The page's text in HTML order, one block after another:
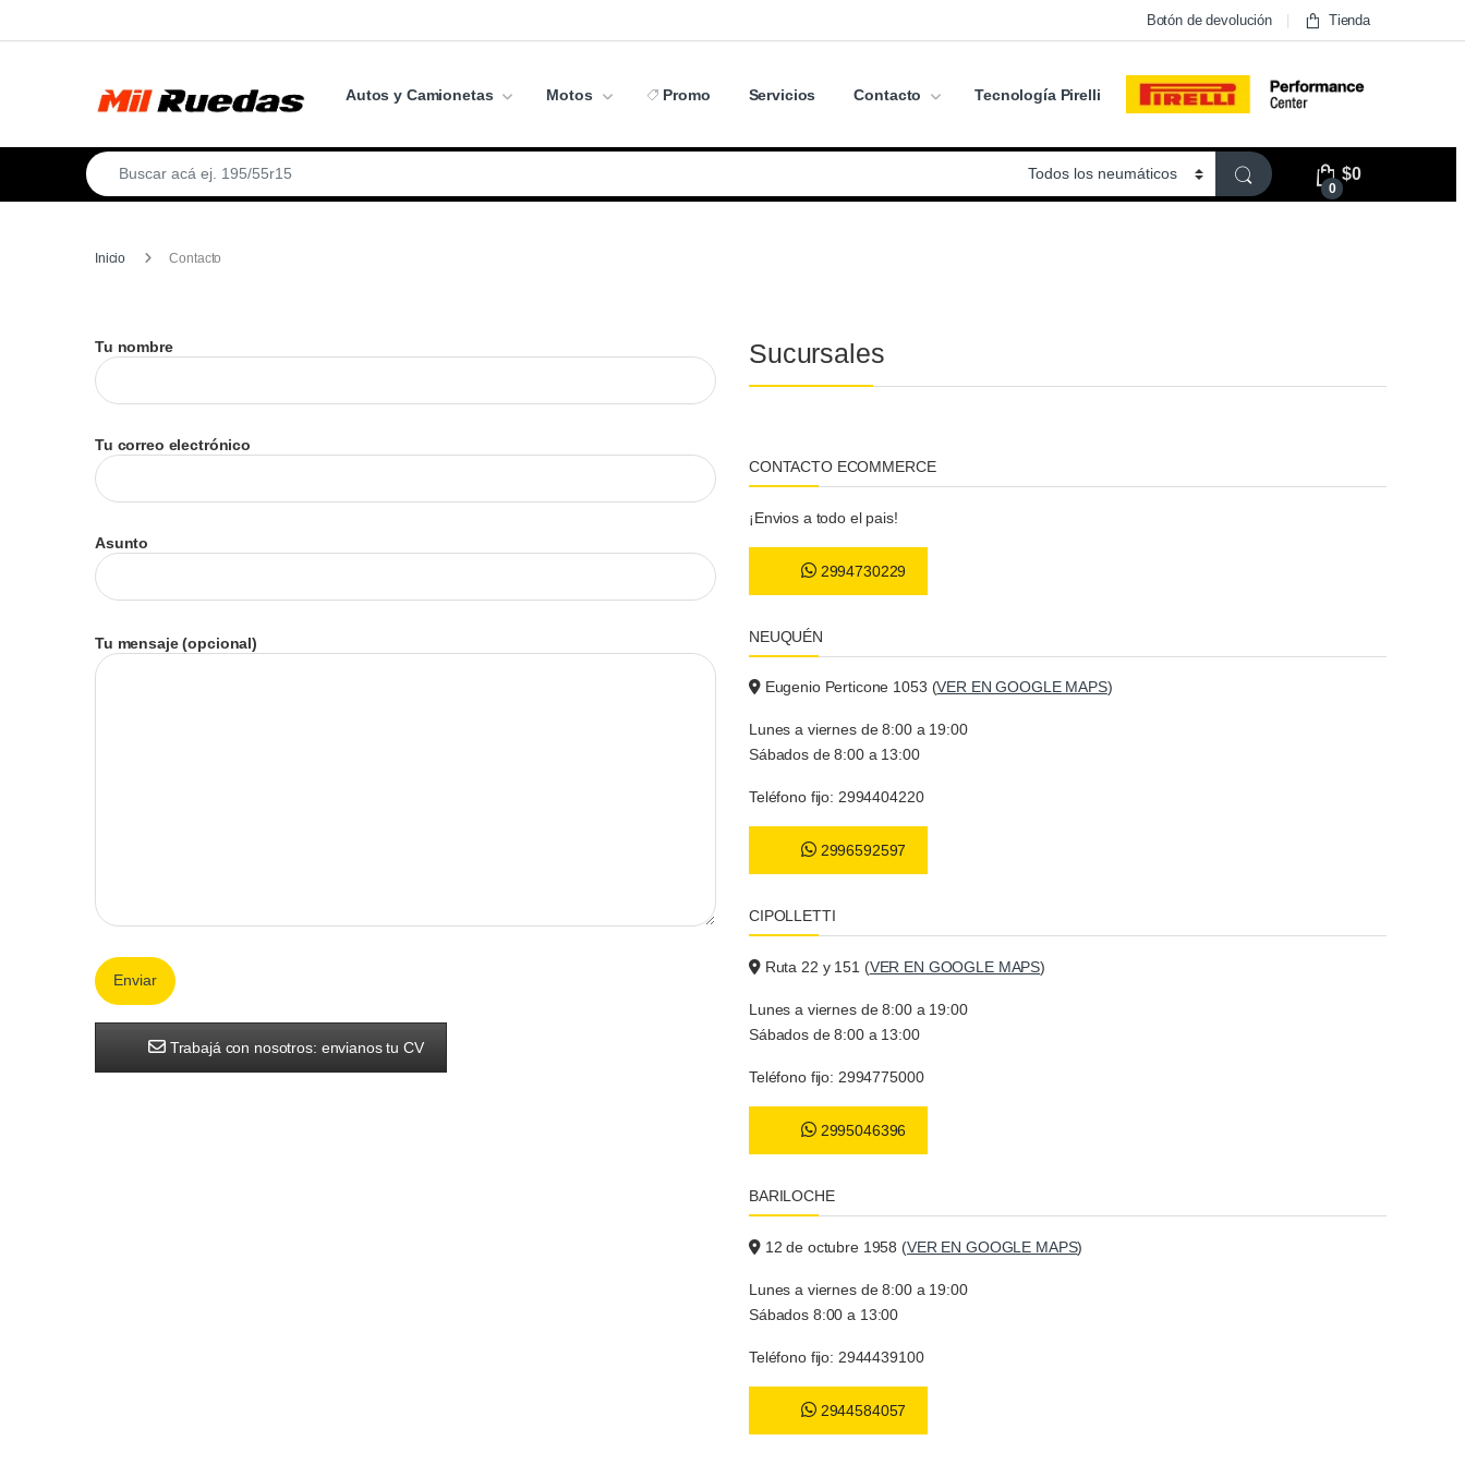
Botón de devolución Tienda
Autos y Camionetas Motos Promo Servicios Contacto Tecnología Pirelli
0
$0
Inicio Contacto
Tu nombre
Tu correo electrónico
Asunto
Tu mensaje (opcional)
Trabajá con nosotros: envianos tu CV
Sucursales
CONTACTO ECOMMERCE
¡Envios a todo el pais!
2994730229
NEUQUÉN
Eugenio Perticone 1053 (VER EN GOOGLE MAPS)
Lunes a viernes de 8:00 a 19:00
Sábados de 8:00 a 13:00
Teléfono fijo: 2994404220
2996592597
CIPOLLETTI
Ruta 22 y 151 (VER EN GOOGLE MAPS)
Lunes a viernes de 8:00 a 19:00
Sábados de 8:00 a 13:00
Teléfono fijo: 2994775000
2995046396
BARILOCHE
12 de octubre 1958 (VER EN GOOGLE MAPS)
Lunes a viernes de 8:00 a 19:00
Sábados 8:00 a 13:00
Teléfono fijo: 2944439100
2944584057